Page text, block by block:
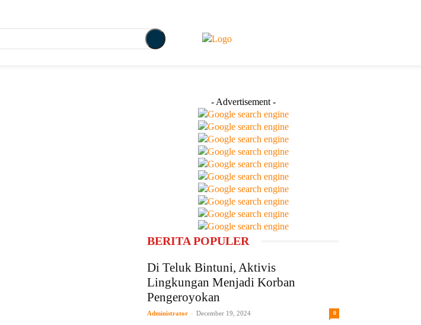
- Advertisement -
BERITA POPULER
Di Teluk Bintuni, Aktivis
Lingkungan Menjadi Korban
Pengeroyokan
Administrator - December 19, 2024 0